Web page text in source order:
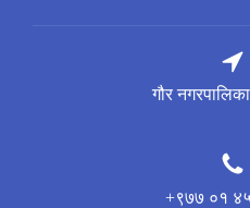
गौर
+९७७ ०१